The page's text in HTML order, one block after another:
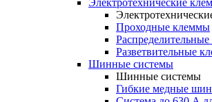
Электротехнические
Проходные клеммы
Распределительные
Разветвительные
Шинные системы
Шинные системы
Гибкие медные